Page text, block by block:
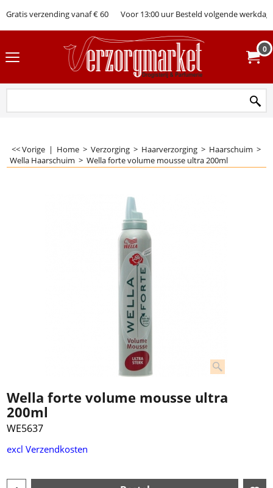
Gratis verzending vanaf € 60 Voor 13:00 uur Besteld volgende werkdag
0
<< Vorige | Home > Verzorging > Haarverzorging > Haarschuim >
Wella Haarschuim > Wella forte volume mousse ultra 200ml
Wella forte volume mousse ultra
200ml
WE5637
€2.99